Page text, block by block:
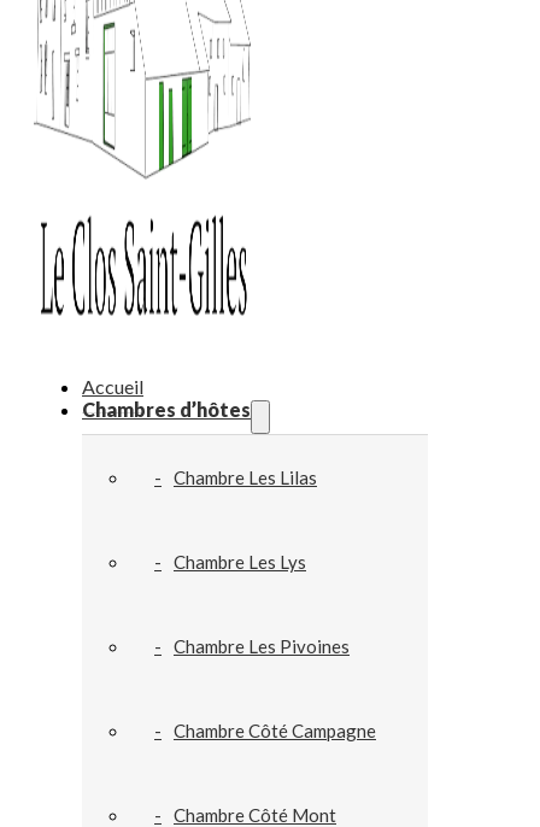
Accueil
Chambres d’hôtes
Chambre Les Lilas
Chambre Les Lys
Chambre Les Pivoines
Chambre Côté Campagne
Chambre Côté Mont